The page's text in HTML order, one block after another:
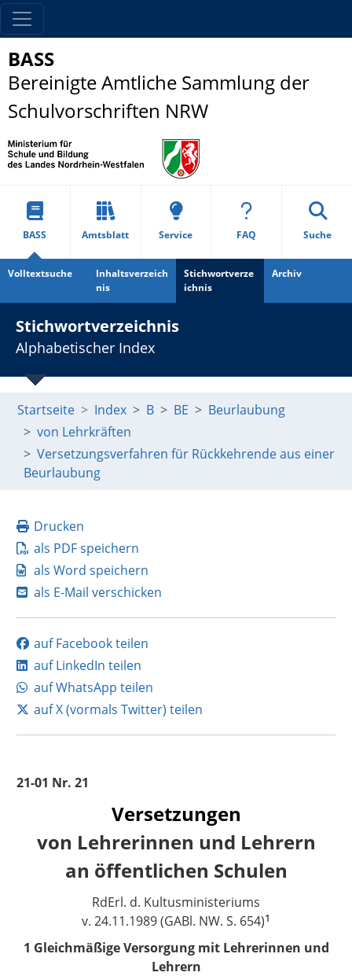
BASS
Bereinigte Amtliche Sammlung der
Schulvorschriften NRW
BASS Amtsblatt Service FAQ Suche
Volltextsuche
Inhaltsverzeich
nis
Stichwortverze
ichnis
Archiv
Stichwortverzeichnis
Alphabetischer Index
Startseite Index B BE
Beurlaubung
von Lehrkräften
Versetzungsverfahren für Rückkehrende aus einer
Beurlaubung
Drucken
als PDF speichern
als Word speichern
als E-Mail verschicken
auf Facebook teilen
auf LinkedIn teilen
auf WhatsApp teilen
auf X (vormals Twitter) teilen
21-01 Nr. 21
Versetzungen
von Lehrerinnen und Lehrern
an öffentlichen Schulen
RdErl. d. Kultusministeriums
v. 24.11.1989 (GABl. NW. S. 654)1
1 Gleichmäßige Versorgung mit Lehrerinnen und
Lehrern